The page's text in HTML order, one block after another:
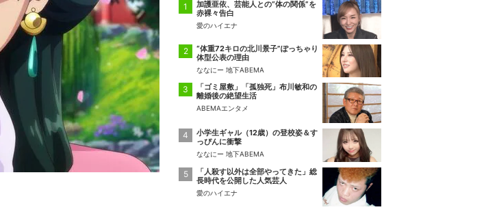
加護亜依、芸能人との“体の関係”を
赤裸々告白
愛のハイエナ
“体重72キロの北川景子”ぽっちゃり
体型公表の理由
ななにー 地下ABEMA
「ゴミ屋敷」「孤独死」布川敏和の
離婚後の絶望生活
ABEMAエンタメ
小学生ギャル（12歳）の登校姿＆す
っぴんに衝撃
ななにー 地下ABEMA
「人殺す以外は全部やってきた」総
長時代を公開した人気芸人
愛のハイエナ